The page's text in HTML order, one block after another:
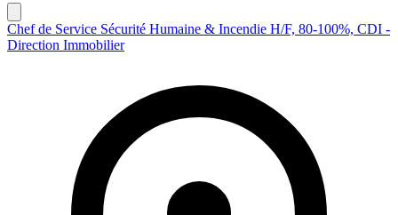
Chef de Service Sécurité Humaine & Incendie H/F, 80-100%, CDI -
Direction Immobilier